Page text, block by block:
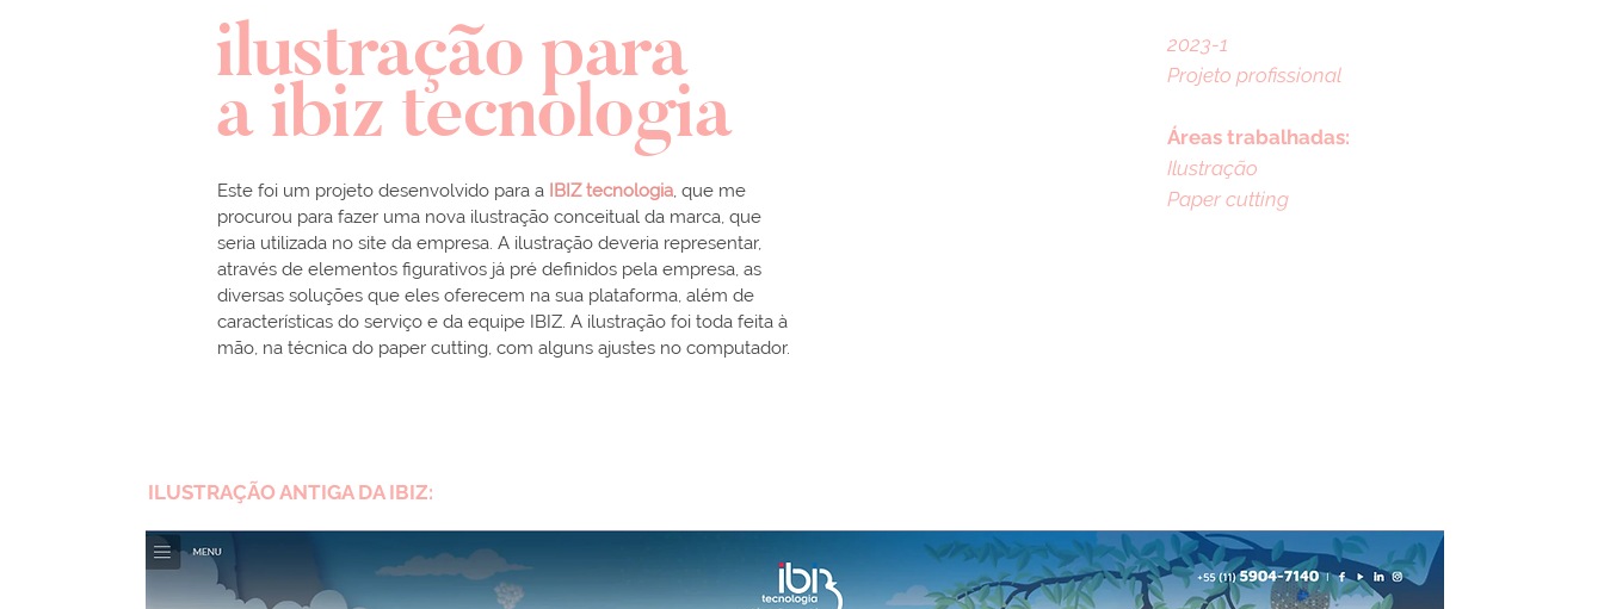
ilustração para
a ibiz tecnologia
Este foi um projeto desenvolvido para a IBIZ tecnologia, que me
procurou para fazer uma nova ilustração conceitual da marca, que
seria utilizada no site da empresa. A ilustração deveria representar,
através de elementos figurativos já pré definidos pela empresa, as
diversas soluções que eles oferecem na sua plataforma, além de
características do serviço e da equipe IBIZ. A ilustração foi toda feita à
mão, na técnica do paper cutting, com alguns ajustes no computador.
2023-1
Projeto profissional
Áreas trabalhadas:
Ilustração
Paper cutting
ILUSTRAÇÃO ANTIGA DA IBIZ: